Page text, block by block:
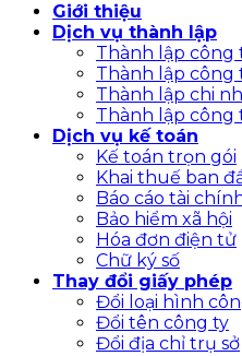
Giới thiệu
Dịch vụ thành lập
Thành lập công
Thành lập công
Thành lập chi
Thành lập công
Dịch vụ kế toán
Kế toán trọn gói
Khai thuế ban
Báo cáo tài
Bảo hiểm xã hội
Hóa đơn điện tử
Chữ ký số
Thay đổi giấy phép
Đổi loại hình
Đổi tên công ty
Đổi địa chỉ trụ sở